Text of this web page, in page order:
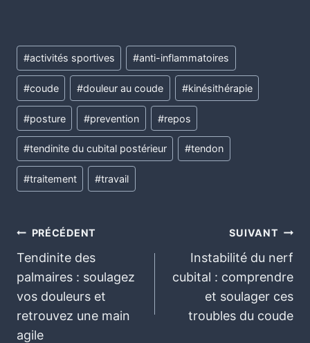
#activités sportives #anti-inflammatoires
#coude #douleur au coude #kinésithérapie
#posture #prevention #repos
#tendinite du cubital postérieur #tendon
#traitement #travail
PRÉCÉDENT
Tendinite des
palmaires : soulagez
vos douleurs et
retrouvez une main
agile
SUIVANT
Instabilité du nerf
cubital : comprendre
et soulager ces
troubles du coude